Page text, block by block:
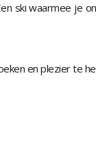
ski waarmee je
en plezier te